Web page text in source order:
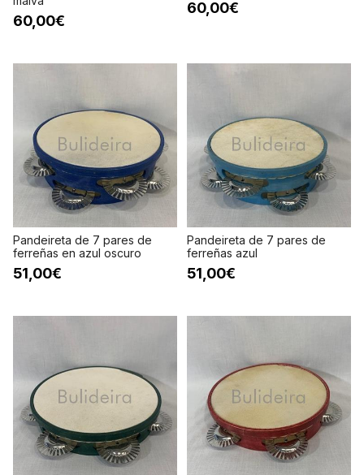
60,00€
60,00€
Pandeireta de 7 pares de
ferreñas en azul oscuro
51,00€
Pandeireta de 7 pares de
ferreñas azul
51,00€